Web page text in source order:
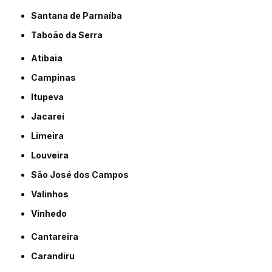
Santana de Parnaíba
Taboão da Serra
Atibaia
Campinas
Itupeva
Jacareí
Limeira
Louveira
São José dos Campos
Valinhos
Vinhedo
Cantareira
Carandiru